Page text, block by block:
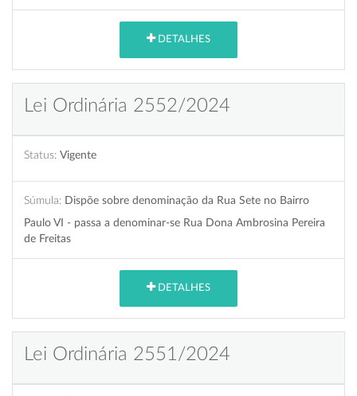
DETALHES
Lei Ordinária 2552/2024
Status: Vigente
Súmula: Dispõe sobre denominação da Rua Sete no Bairro
Paulo VI - passa a denominar-se Rua Dona Ambrosina Pereira
de Freitas
DETALHES
Lei Ordinária 2551/2024